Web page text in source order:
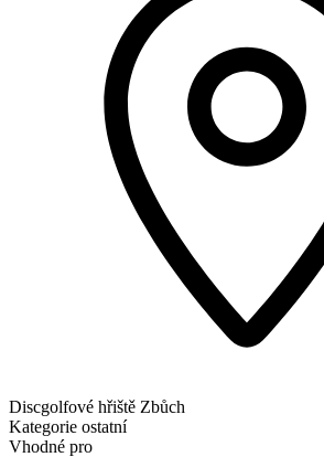
Discgolfové hřiště Zbůch
Kategorie ostatní
Vhodné pro